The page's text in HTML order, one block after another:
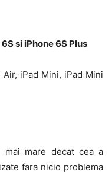
si iPhone 6S Plus
Air, iPad Mini, iPad Mini
mai mare decat cea a
fara nicio problema